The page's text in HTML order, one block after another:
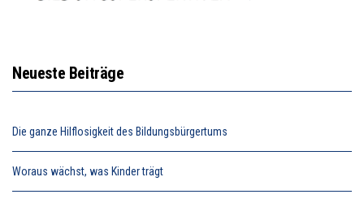
Neueste Beiträge
Die ganze Hilflosigkeit des Bildungsbürgertums
Woraus wächst, was Kinder trägt